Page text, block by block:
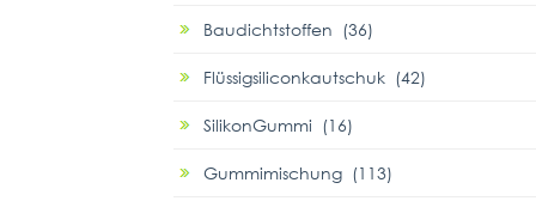
Baudichtstoffen (36)
Flüssigsiliconkautschuk (42)
SilikonGummi (16)
Gummimischung (113)